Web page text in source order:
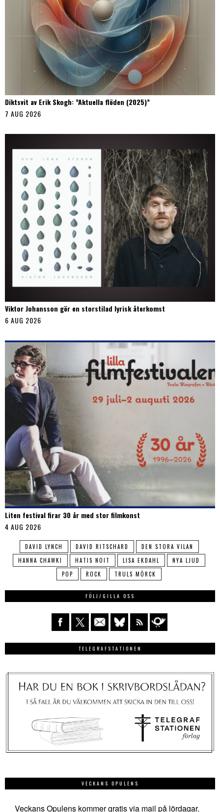
Diktsvit av Erik Skogh: ”Aktuella flöden (2025)”
7 AUG 2026
Viktor Johansson gör en storstilad lyrisk återkomst
6 AUG 2026
Liten festival firar 30 år med stor filmkonst
4 AUG 2026
DAVID LYNCH DAVID RITSCHARD
DEN STORA VILAN
HANNA CHAWKI
HATIS NOIT LISA EKDAHL
NYA LJUD
POP
ROCK TRULS MÖRCK
FÖLJ/GILLA OSS
TELEGRAFSTATIONEN
VECKANS OPULENS
Veckans Opulens kommer gratis via mail på lördagar.